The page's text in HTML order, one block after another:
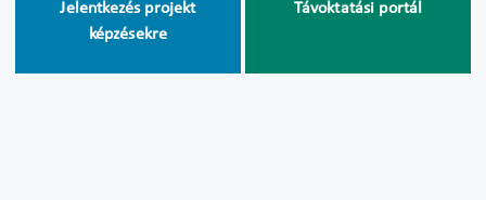
Jelentkezés projekt
képzésekre
Távoktatási portál